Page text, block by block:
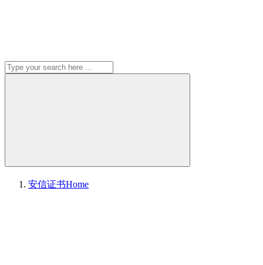
安信证书Home